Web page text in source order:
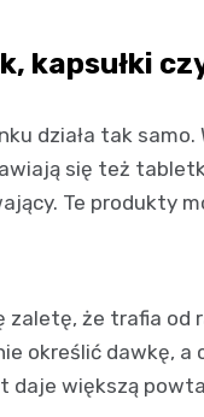
kapsułki
działa tak
się też
Te produkty
zaletę, że trafia od
określić dawkę,
daje większą